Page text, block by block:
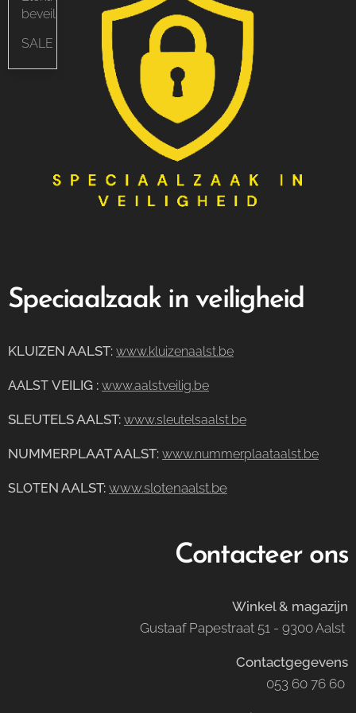
beveiliging
SALE
Speciaalzaak in veiligheid
KLUIZEN AALST: www.kluizenaalst.be
AALST VEILIG : www.aalstveilig.be
SLEUTELS AALST: www.sleutelsaalst.be
NUMMERPLAAT AALST: www.nummerplaataalst.be
SLOTEN AALST: www.slotenaalst.be
Contacteer ons
Winkel & magazijn
Gustaaf Papestraat 51 - 9300 Aalst
Contactgegevens
053 60 76 60